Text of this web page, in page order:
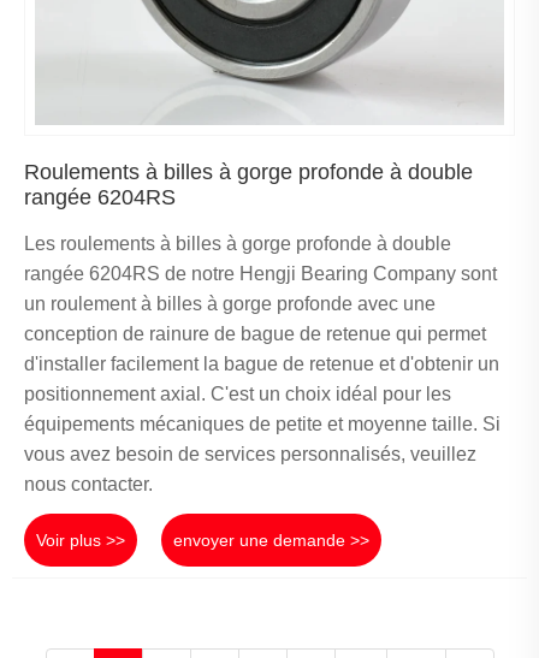
Roulements à billes à gorge profonde à double
rangée 6204RS
Les roulements à billes à gorge profonde à double
rangée 6204RS de notre Hengji Bearing Company sont
un roulement à billes à gorge profonde avec une
conception de rainure de bague de retenue qui permet
d'installer facilement la bague de retenue et d'obtenir un
positionnement axial. C'est un choix idéal pour les
équipements mécaniques de petite et moyenne taille. Si
vous avez besoin de services personnalisés, veuillez
nous contacter.
Voir plus >> envoyer une demande >>